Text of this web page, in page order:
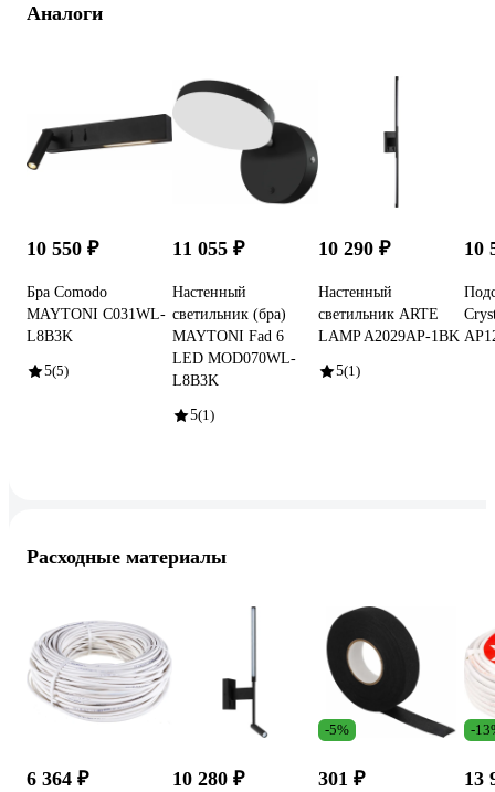
Аналоги
10 550 ₽
Бра Comodo
MAYTONI C031WL-
L8B3K
5(5)
11 055 ₽
Настенный
светильник (бра)
MAYTONI Fad 6
LED MOD070WL-
L8B3K
5(1)
10 290 ₽
Настенный
светильник ARTE
LAMP A2029AP-1BK
5(1)
10
Расходные материалы
6 364 ₽ 10 280 ₽
-5%
301 ₽
-
13